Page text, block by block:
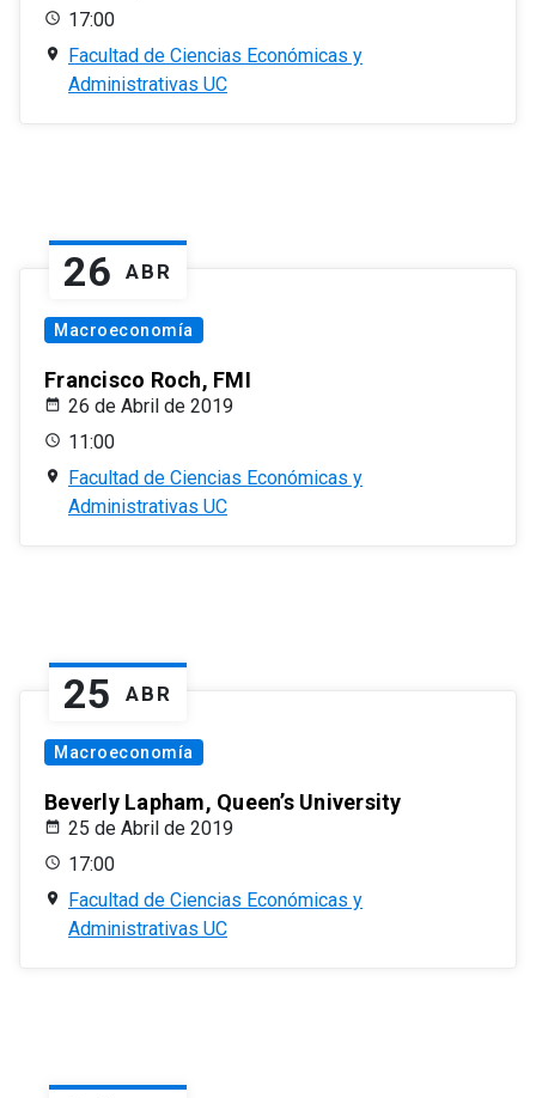
17:00
Facultad de Ciencias Económicas y
Administrativas UC
26 ABR
Macroeconomía
Francisco Roch, FMI
26 de Abril de 2019
11:00
Facultad de Ciencias Económicas y
Administrativas UC
25 ABR
Macroeconomía
Beverly Lapham, Queen’s University
25 de Abril de 2019
17:00
Facultad de Ciencias Económicas y
Administrativas UC